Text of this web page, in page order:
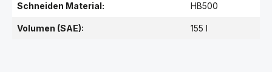
Schneiden Material: HB500
Volumen (SAE): 155 l